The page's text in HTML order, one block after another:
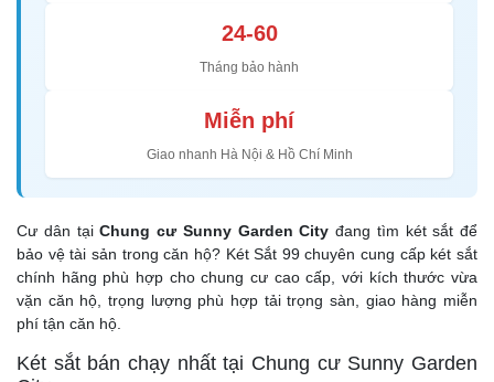
24-60
Tháng bảo hành
Miễn phí
Giao nhanh Hà Nội & Hồ Chí Minh
Cư dân tạiChung cư Sunny Garden City đang tìm két sắt để
bảo vệ tài sản trong căn hộ? Két Sắt 99 chuyên cung cấp két sắt
chính hãng phù hợp cho chung cư cao cấp, với kích thước vừa
vặn căn hộ, trọng lượng phù hợp tải trọng sàn, giao hàng miễn
phí tận căn hộ.
Két sắt bán chạy nhất tại Chung cư Sunny Garden